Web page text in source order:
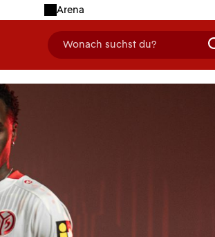
Arena
Wonach suchst du?
header.searchDescription